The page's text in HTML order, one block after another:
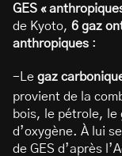
GES «
de Kyoto, 6 gaz
anthropiques :
-Le gaz
provient de la
bois, le pétrole, le
d’oxygène. À lui
de GES d’après